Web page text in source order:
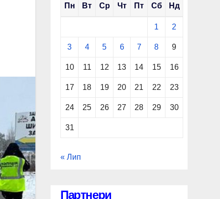
Пн Вт Ср Чт Пт Сб Нд
1 2
3 4 5 6 7 8 9
10 11 12 13 14 15 16
17 18 19 20 21 22 23
24 25 26 27 28 29 30
31
« Лип
Партнери